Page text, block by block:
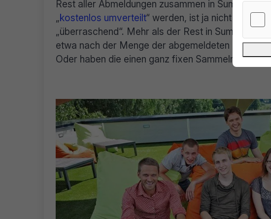
Rest aller Abmeldungen zusammen in Summe.
„kostenlos umverteilt“ werden, ist ja nicht neu. Die
„überraschend“. Mehr als der Rest in Summe –
etwa nach der Menge der abgemeldeten Links
Oder haben die einen ganz fixen